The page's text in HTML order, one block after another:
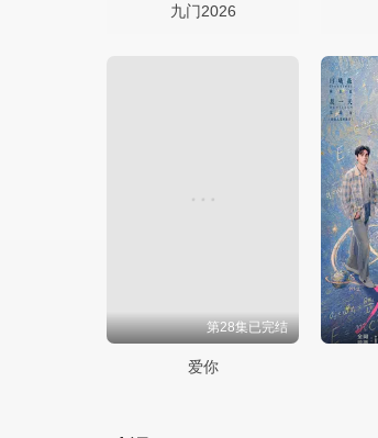
九门2026
第28集已完结
爱你